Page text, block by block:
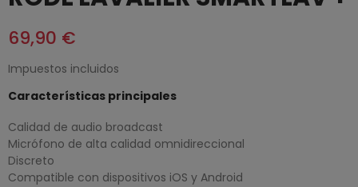
69,90 €
Impuestos incluidos
Características principales
Calidad de audio broadcast
Micrófono de alta calidad omnidireccional
Discreto
Compatible con dispositivos iOS y Android